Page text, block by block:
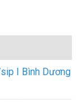
I Bình Dương